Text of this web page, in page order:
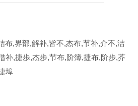
布,界部,解补,皆不,杰布,节补,介不,洁
补,捷歩,杰步,节布,阶簿,捷布,阶步,芥
埠